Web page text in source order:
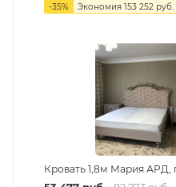
-35% Экономия 153 252руб.
Кровать 1,8м Мария АРД,